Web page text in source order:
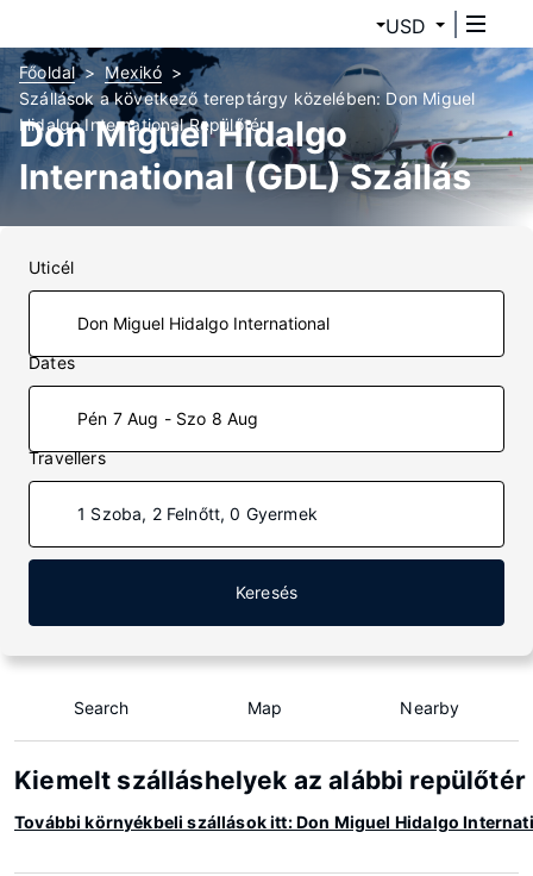
USD
Főoldal
Mexikó
Szállások a következő tereptárgy közelében: Don Miguel
Hidalgo International Repülőtér
Don Miguel Hidalgo
International (GDL) Szállás
Uticél
Dates
Pén 7 Aug - Szo 8 Aug
Travellers
1 Szoba, 2 Felnőtt, 0 Gyermek
Keresés
Search Map Nearby
Kiemelt szálláshelyek az alábbi
További környékbeli szállások itt: Don Miguel Hidalgo